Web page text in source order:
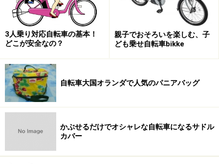
を乗せて評価します。具体的には、フレームを太くした
り、さらに中にスチールの補強剤を入れるなどして、走
行時のたわみや歪みを防ぐ設計になっています。
■幼児2人を乗せても、十分な制動性能を有する
上記の負荷をかけた上で、制動性能試験を行います。さ
らに急制動時に旋回しないことと、すべての車輪にブレ
ーキが付いていることやその制動距離なども定められて
います。
■駐輪時の転倒防止のための操作性および安定性が確保
されている
3人乗り対応自転車の基本！
どこが安全なの？
親子でおそろいを楽しむ、子
ども乗せ自転車bikke
自転車大国オランダで人気のパニアバッグ
かぶせるだけでオシャレな自転車になるサドル
カバー